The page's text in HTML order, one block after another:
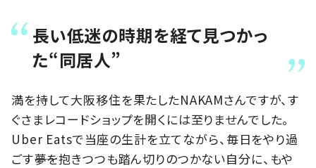
長い低迷の時期を経て見つかっ
た“同居人”
満を持して大阪移住を果たしたNAKAMさんですが、す
ぐさまレコードショップを開くには至りませんでした。
Uber Eatsで当座の生計を立てながら、毎日をやり過
ごす――夢を抱きつつも踏ん切りのつかない自分に、もや